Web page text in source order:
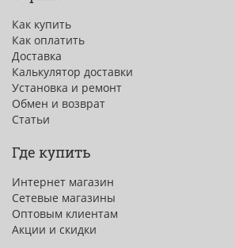
Как купить
Как оплатить
Доставка
Калькулятор доставки
Установка и ремонт
Обмен и возврат
Статьи
Где купить
Интернет магазин
Сетевые магазины
Оптовым клиентам
Акции и скидки